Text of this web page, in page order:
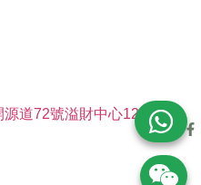
源道72號溢財中心12樓6